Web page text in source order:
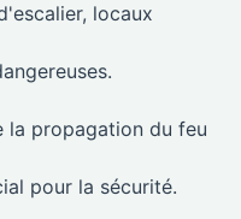
locaux
la propagation du feu
pour la sécurité.